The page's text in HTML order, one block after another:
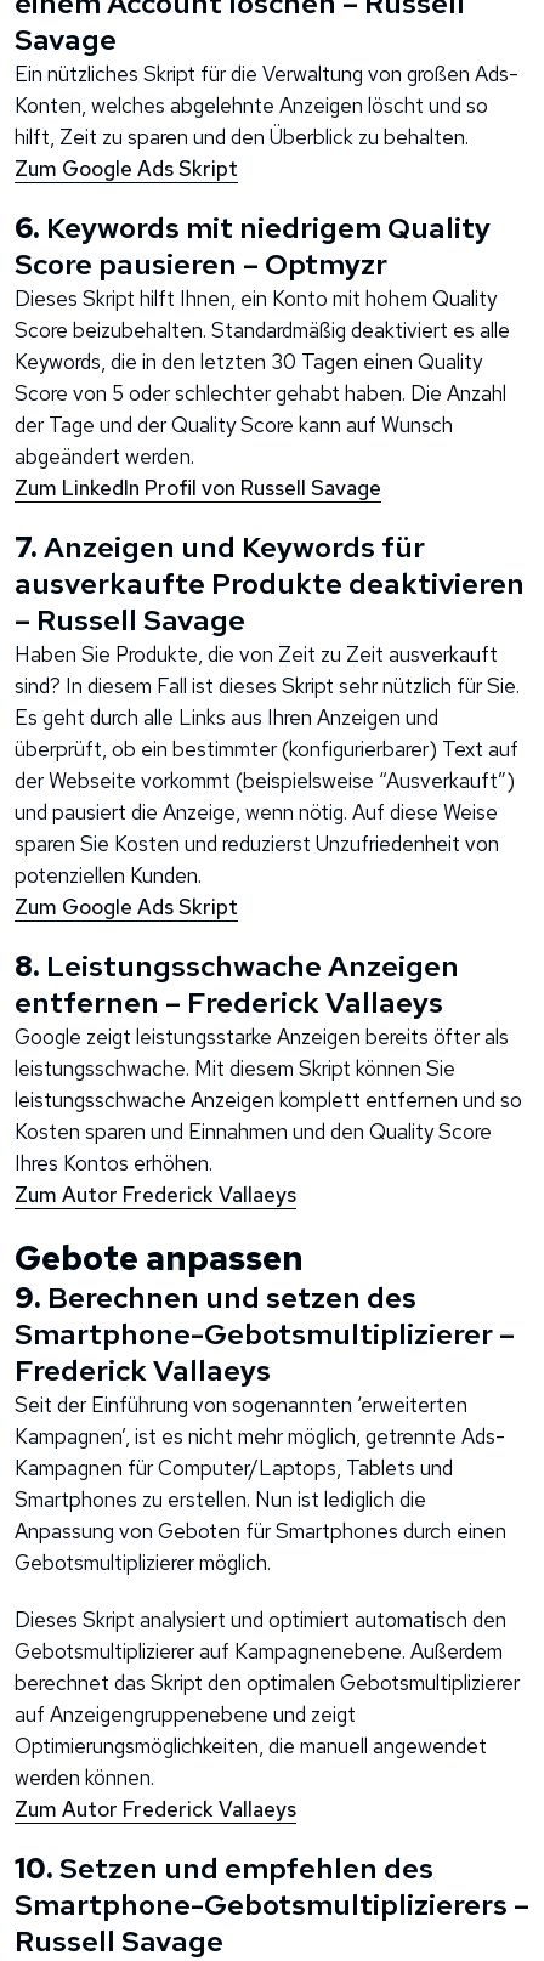
Savage
Ein nützliches Skript für die Verwaltung von großen Ads-
Konten, welches abgelehnte Anzeigen löscht und so
hilft, Zeit zu sparen und den Überblick zu behalten.
Zum Google Ads Skript
6. Keywords mit niedrigem Quality
Score pausieren – Optmyzr
Dieses Skript hilft Ihnen, ein Konto mit hohem Quality
Score beizubehalten. Standardmäßig deaktiviert es alle
Keywords, die in den letzten 30 Tagen einen Quality
Score von 5 oder schlechter gehabt haben. Die Anzahl
der Tage und der Quality Score kann auf Wunsch
abgeändert werden.
Zum LinkedIn Profil von Russell Savage
7.Anzeigen und Keywords für
ausverkaufte Produkte deaktivieren
– Russell Savage
Haben Sie Produkte, die von Zeit zu Zeit ausverkauft
sind? In diesem Fall ist dieses Skript sehr nützlich für Sie.
Es geht durch alle Links aus Ihren Anzeigen und
überprüft, ob ein bestimmter (konfigurierbarer) Text auf
der Webseite vorkommt (beispielsweise “Ausverkauft”)
und pausiert die Anzeige, wenn nötig. Auf diese Weise
sparen Sie Kosten und reduzierst Unzufriedenheit von
potenziellen Kunden.
Zum Google Ads Skript
8. Leistungsschwache Anzeigen
entfernen – Frederick Vallaeys
Google zeigt leistungsstarke Anzeigen bereits öfter als
leistungsschwache. Mit diesem Skript können Sie
leistungsschwache Anzeigen komplett entfernen und so
Kosten sparen und Einnahmen und den Quality Score
Ihres Kontos erhöhen.
Zum Autor Frederick Vallaeys
Gebote anpassen
9. Berechnen und setzen des
Smartphone-Gebotsmultiplizierer –
Frederick Vallaeys
Seit der Einführung von sogenannten ‘erweiterten
Kampagnen’, ist es nicht mehr möglich, getrennte Ads-
Kampagnen für Computer/Laptops, Tablets und
Smartphones zu erstellen. Nun ist lediglich die
Anpassung von Geboten für Smartphones durch einen
Gebotsmultiplizierer möglich.
Dieses Skript analysiert und optimiert automatisch den
Gebotsmultiplizierer auf Kampagnenebene. Außerdem
berechnet das Skript den optimalen Gebotsmultiplizierer
auf Anzeigengruppenebene und zeigt
Optimierungsmöglichkeiten, die manuell angewendet
werden können.
Zum Autor Frederick Vallaeys
10.Setzen und empfehlen des
Smartphone-Gebotsmultiplizierers –
Russell Savage